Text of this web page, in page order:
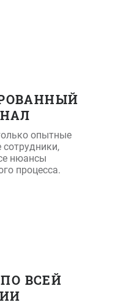
опытные
сотрудники,
нюансы
процесса.
ВСЕЙ